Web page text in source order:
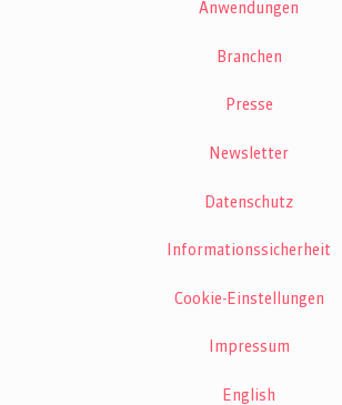
Anwendungen
Branchen
Presse
Newsletter
Datenschutz
Informationssicherheit
Cookie-Einstellungen
Impressum
English